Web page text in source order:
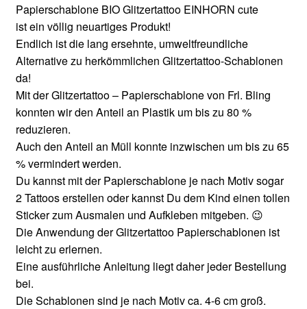
Papierschablone BIO Glitzertattoo EINHORN cute
ist ein völlig neuartiges Produkt!
Endlich ist die lang ersehnte, umweltfreundliche
Alternative zu herkömmlichen Glitzertattoo-Schablonen
da!
Mit der Glitzertattoo – Papierschablone von Frl. Bling
konnten wir den Anteil an Plastik um bis zu 80 %
reduzieren.
Auch den Anteil an Müll konnte inzwischen um bis zu 65
% vermindert werden.
Du kannst mit der Papierschablone je nach Motiv sogar
2 Tattoos erstellen oder kannst Du dem Kind einen tollen
Sticker zum Ausmalen und Aufkleben mitgeben. 😉
Die Anwendung der Glitzertattoo Papierschablonen ist
leicht zu erlernen.
Eine ausführliche Anleitung liegt daher jeder Bestellung
bei.
Die Schablonen sind je nach Motiv ca. 4-6 cm groß.